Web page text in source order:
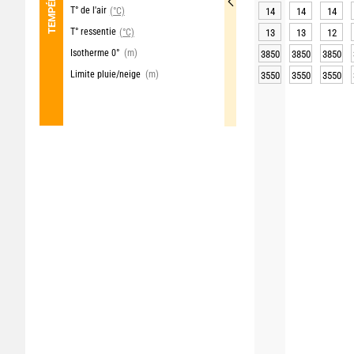
T° de l'air (°C)
T° ressentie (°C)
Isotherme 0° (m)
Limite pluie/neige (m)
14 14
14
13
13
12
3850
3850 3850
3550
3550 3550